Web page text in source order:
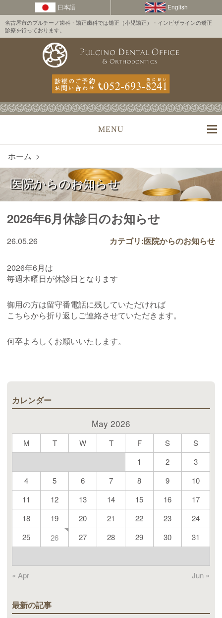
名古屋市のプルチーノ歯科・矯正歯科では矯正（小児矯正）・インビザラインの矯正
診療を行っております。
MENU
ホーム >
医院からのお知らせ
2026年6月休診日のお知らせ
26.05.26 カテゴリ:医院からのお知らせ
2026年6月は
毎週木曜日が休診日となります
御用の方は留守番電話に残していただければ
こちらから折り返しご連絡させていただきます。
何卒よろしくお願いいたします。
カレンダー
May 2026
M T W T F S S
« Apr Jun »
1 2
3
4
5 6 7 8 9
10
11
12 13 14 15 16
17
18
19 20 21 22 23
24
25
26 27 28 29 30 31
最新の記事